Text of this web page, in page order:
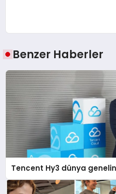
Benzer Haberler
Tencent Hy3 dünya